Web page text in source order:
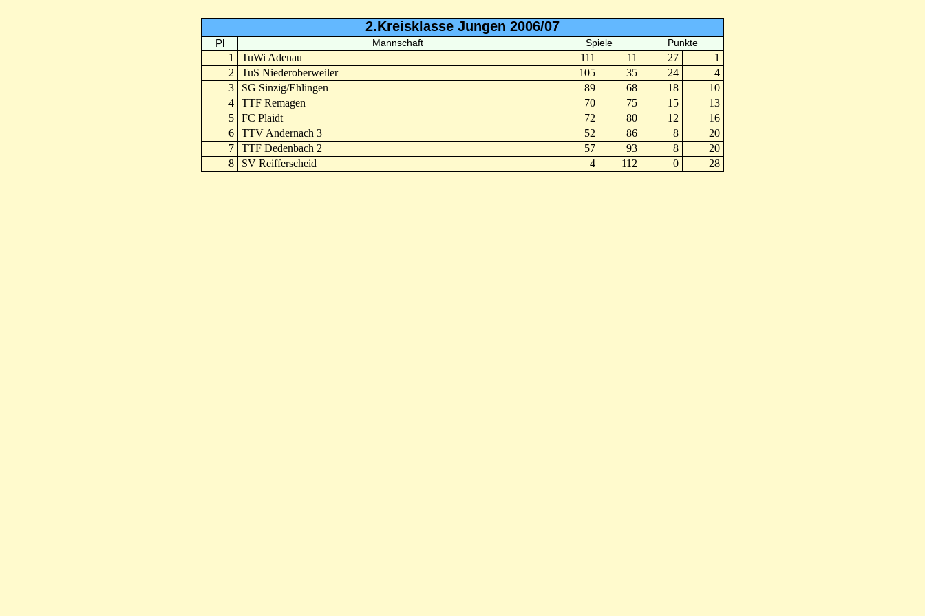
2.Kreisklasse Jungen 2006/07
Pl Mannschaft Spiele Punkte
1 TuWi Adenau 111 11 27
1
2
TuS Niederoberweiler 105 35 24
4
3
SG Sinzig/Ehlingen 89 68 18
10
4
TTF Remagen 70 75 15
13
5
FC Plaidt 72 80 12
16
6
TTV Andernach 3 52 86 8
20
7
TTF Dedenbach 2 57 93 8
20
8
SV Reifferscheid 4 112 0 28